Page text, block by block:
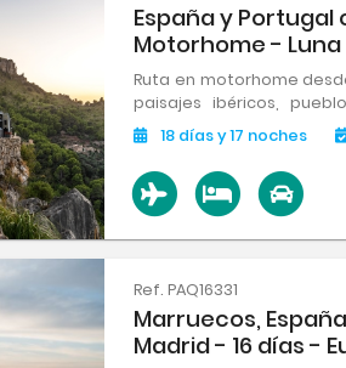
España y Portugal
Motorhome - Luna
Ruta en motorhome
paisajes ibéricos,
local y cultura
historia, naturaleza y
18 díasy 17 noches
Ref. PAQ16331
Marruecos,
Madrid - 16 días -